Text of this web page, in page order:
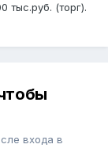
тыс.руб. (торг).
входа в